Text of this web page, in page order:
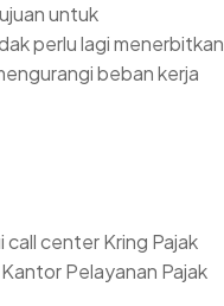
untuk
perlu lagi menerbitkan
beban kerja
call center Kring Pajak
Pelayanan Pajak